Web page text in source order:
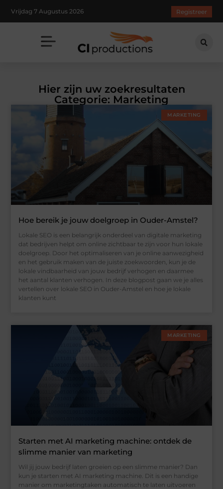
Vrijdag 7 Augustus 2026 Registreer
Hier zijn uw zoekresultaten
Categorie: Marketing
MARKETING
Hoe bereik je jouw doelgroep in Ouder-Amstel?
Lokale SEO is een belangrijk onderdeel van digitale marketing
dat bedrijven helpt om online zichtbaar te zijn voor hun lokale
doelgroep. Door het optimaliseren van je online aanwezigheid
en het gebruik maken van de juiste zoekwoorden, kun je de
lokale vindbaarheid van jouw bedrijf verhogen en daarmee
het aantal klanten verhogen. In deze blogpost gaan we je alles
vertellen over lokale SEO in Ouder-Amstel en hoe je lokale
klanten kunt
MARKETING
Starten met AI marketing machine: ontdek de
slimme manier van marketing
Wil jij jouw bedrijf laten groeien op een slimme manier? Dan
kun je starten met AI marketing machine. Dit is een handige
manier om marketingtaken automatisch te laten uitvoeren